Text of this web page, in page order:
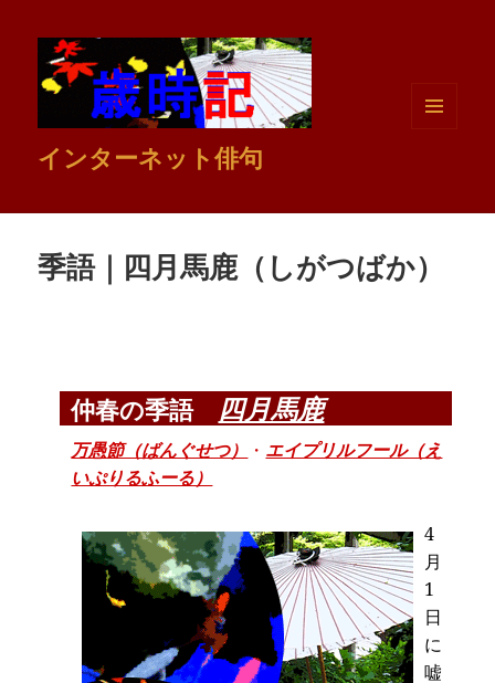
インターネット俳句
季語｜四月馬鹿（しがつばか）
仲春の季語 四月馬鹿
万愚節（ばんぐせつ） ・ エイプリルフール（え
いぷりるふーる）
4
月
1
日
に
嘘